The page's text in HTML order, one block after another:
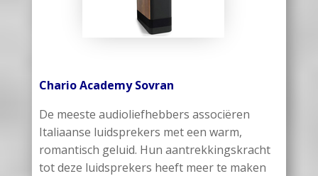
Chario Academy Sovran
De meeste audioliefhebbers associëren
Italiaanse luidsprekers met een warm,
romantisch geluid. Hun aantrekkingskracht
tot deze luidsprekers heeft meer te maken